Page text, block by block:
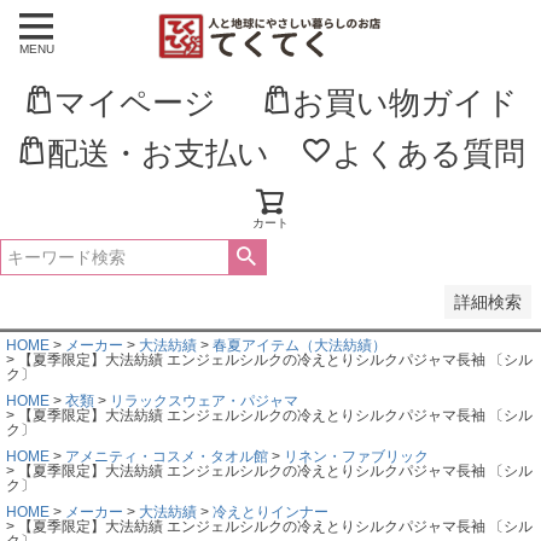
MENU
マイページ
お買い物ガイド
配送・お支払い
よくある質問
カート
詳細検索
新着順
登録順
価格が高い順
優先度順
HOME メーカー 大法紡績
春夏アイテム（大法紡績）
【夏季限定】大法紡績 エンジェルシルクの冷えとりシルクパジャマ長袖 〔シル
ク〕
HOME
衣類
リラックスウェア・パジャマ
【夏季限定】大法紡績 エンジェルシルクの冷えとりシルクパジャマ長袖 〔シル
ク〕
HOME
アメニティ・コスメ・タオル館
リネン・ファブリック
【夏季限定】大法紡績 エンジェルシルクの冷えとりシルクパジャマ長袖 〔シル
ク〕
HOME
メーカー 大法紡績
冷えとりインナー
【夏季限定】大法紡績 エンジェルシルクの冷えとりシルクパジャマ長袖 〔シル